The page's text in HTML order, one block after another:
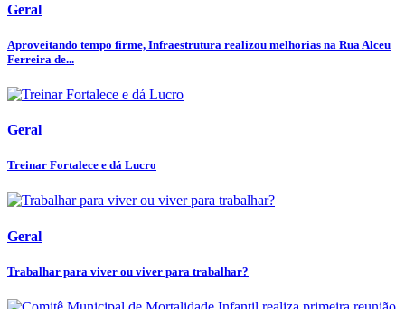
Geral
Aproveitando tempo firme, Infraestrutura realizou melhorias na Rua Alceu
Ferreira de...
Geral
Treinar Fortalece e dá Lucro
Geral
Trabalhar para viver ou viver para trabalhar?